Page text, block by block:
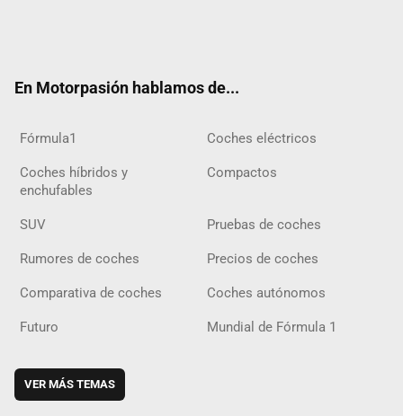
En Motorpasión hablamos de...
Fórmula1 Coches eléctricos
Coches híbridos y
enchufables
Compactos
SUV Pruebas de coches
Rumores de coches Precios de coches
Comparativa de coches Coches autónomos
Futuro Mundial de Fórmula 1
VER MÁS TEMAS